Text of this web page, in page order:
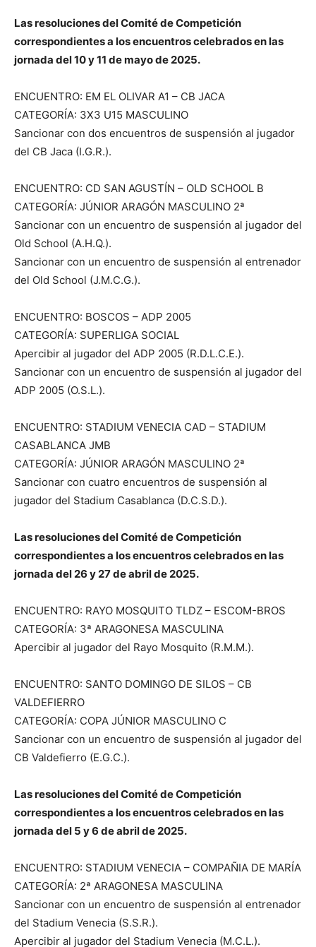
Las resoluciones del Comité de Competición
correspondientes a los encuentros celebrados en las
jornada del 10 y 11 de mayo de 2025.
ENCUENTRO: EM EL OLIVAR A1 – CB JACA
CATEGORÍA: 3X3 U15 MASCULINO
Sancionar con dos encuentros de suspensión al jugador
del CB Jaca (I.G.R.).
ENCUENTRO: CD SAN AGUSTÍN – OLD SCHOOL B
CATEGORÍA: JÚNIOR ARAGÓN MASCULINO 2ª
Sancionar con un encuentro de suspensión al jugador del
Old School (A.H.Q.).
Sancionar con un encuentro de suspensión al entrenador
del Old School (J.M.C.G.).
ENCUENTRO: BOSCOS – ADP 2005
CATEGORÍA: SUPERLIGA SOCIAL
Apercibir al jugador del ADP 2005 (R.D.L.C.E.).
Sancionar con un encuentro de suspensión al jugador del
ADP 2005 (O.S.L.).
ENCUENTRO: STADIUM VENECIA CAD – STADIUM
CASABLANCA JMB
CATEGORÍA: JÚNIOR ARAGÓN MASCULINO 2ª
Sancionar con cuatro encuentros de suspensión al
jugador del Stadium Casablanca (D.C.S.D.).
Las resoluciones del Comité de Competición
correspondientes a los encuentros celebrados en las
jornada del 26 y 27 de abril de 2025.
ENCUENTRO: RAYO MOSQUITO TLDZ – ESCOM-BROS
CATEGORÍA: 3ª ARAGONESA MASCULINA
Apercibir al jugador del Rayo Mosquito (R.M.M.).
ENCUENTRO: SANTO DOMINGO DE SILOS – CB
VALDEFIERRO
CATEGORÍA: COPA JÚNIOR MASCULINO C
Sancionar con un encuentro de suspensión al jugador del
CB Valdefierro (E.G.C.).
Las resoluciones del Comité de Competición
correspondientes a los encuentros celebrados en las
jornada del 5 y 6 de abril de 2025.
ENCUENTRO: STADIUM VENECIA – COMPAÑIA DE MARÍA
CATEGORÍA: 2ª ARAGONESA MASCULINA
Sancionar con un encuentro de suspensión al entrenador
del Stadium Venecia (S.S.R.).
Apercibir al jugador del Stadium Venecia (M.C.L.).